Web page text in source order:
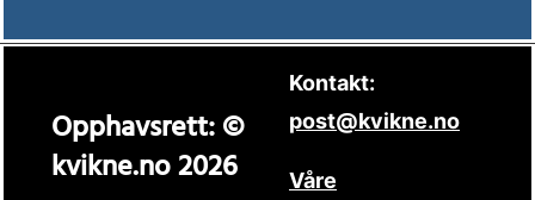
Opphavsrett: ©
kvikne.no 2026
Kontakt:
post@kvikne.no
Våre